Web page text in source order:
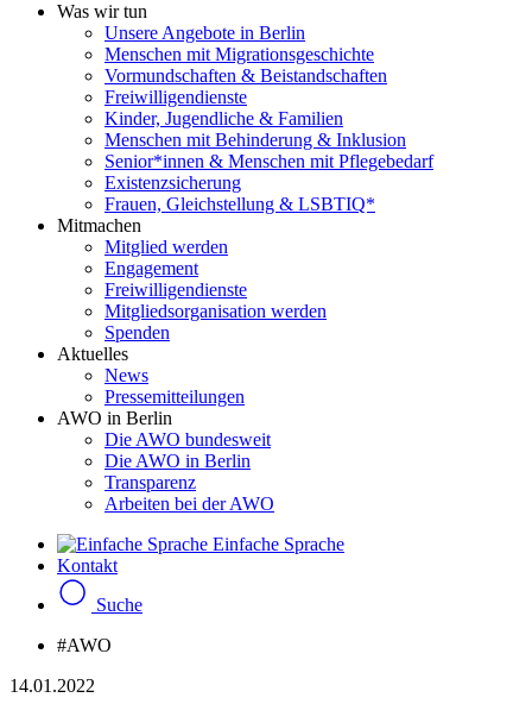
Was wir tun
Unsere Angebote in Berlin
Menschen mit Migrationsgeschichte
Vormundschaften & Beistandschaften
Freiwilligendienste
Kinder, Jugendliche & Familien
Menschen mit Behinderung & Inklusion
Senior*innen & Menschen mit Pflegebedarf
Existenzsicherung
Frauen, Gleichstellung & LSBTIQ*
Mitmachen
Mitglied werden
Engagement
Freiwilligendienste
Mitgliedsorganisation werden
Spenden
Aktuelles
News
Pressemitteilungen
AWO in Berlin
Die AWO bundesweit
Die AWO in Berlin
Transparenz
Arbeiten bei der AWO
Einfache Sprache
Kontakt
Suche
#AWO
14.01.2022